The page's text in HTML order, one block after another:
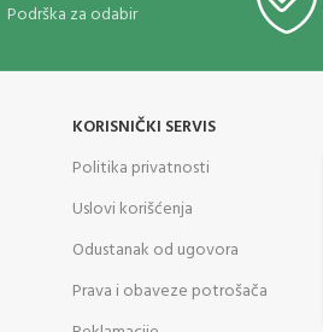
Podrška za odabir
KORISNIČKI SERVIS
Politika privatnosti
Uslovi korišćenja
Odustanak od ugovora
Prava i obaveze potrošača